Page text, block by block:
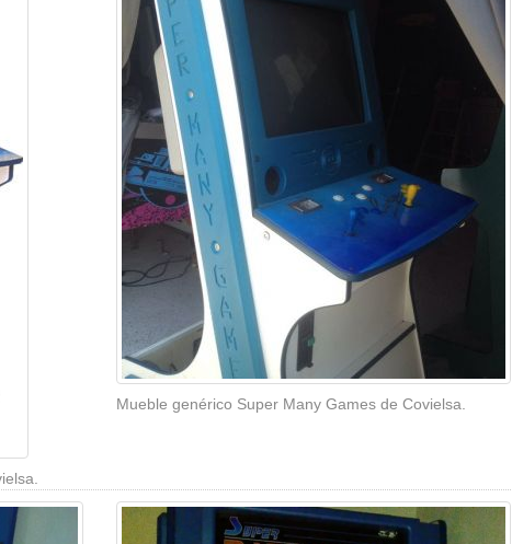
Mueble genérico Super Many Games de Covielsa.